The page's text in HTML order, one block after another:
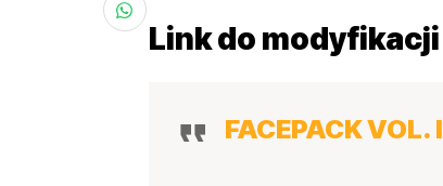
Link do modyfikacji
FACEPACK VOL. I